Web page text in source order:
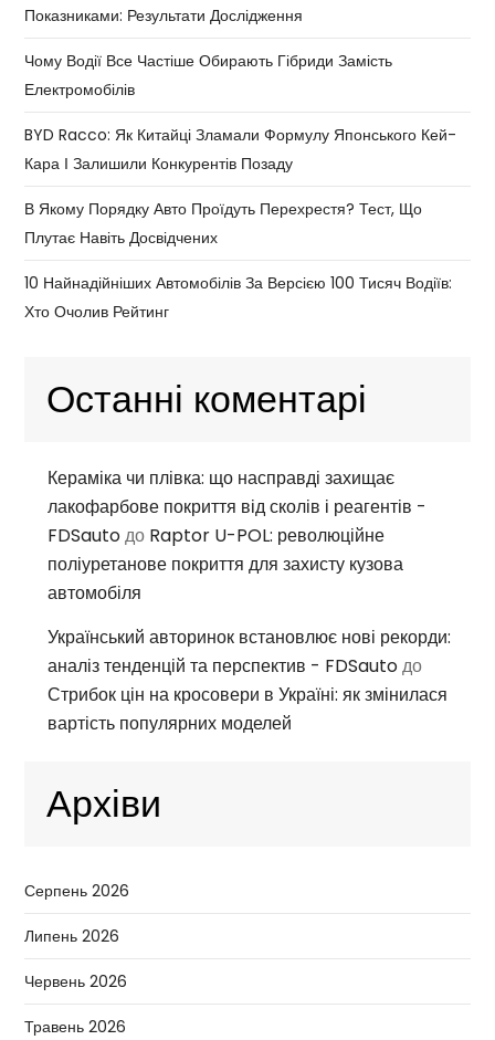
Показниками: Результати Дослідження
Чому Водії Все Частіше Обирають Гібриди Замість
Електромобілів
BYD Racco: Як Китайці Зламали Формулу Японського Кей-
Кара І Залишили Конкурентів Позаду
В Якому Порядку Авто Проїдуть Перехрестя? Тест, Що
Плутає Навіть Досвідчених
10 Найнадійніших Автомобілів За Версією 100 Тисяч Водіїв:
Хто Очолив Рейтинг
Останні коментарі
Кераміка чи плівка: що насправді захищає
лакофарбове покриття від сколів і реагентів -
FDSautoдо Raptor U-POL: революційне
поліуретанове покриття для захисту кузова
автомобіля
Український авторинок встановлює нові рекорди:
аналіз тенденцій та перспектив - FDSautoдо
Стрибок цін на кросовери в Україні: як змінилася
вартість популярних моделей
Архіви
Серпень 2026
Липень 2026
Червень 2026
Травень 2026